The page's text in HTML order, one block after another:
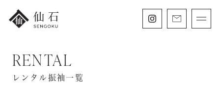
FURISODE 振袖・紋付袴レンタル
RENTAL
レンタル振袖一覧